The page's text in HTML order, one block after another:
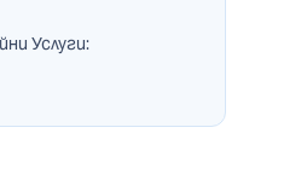
Услуги: